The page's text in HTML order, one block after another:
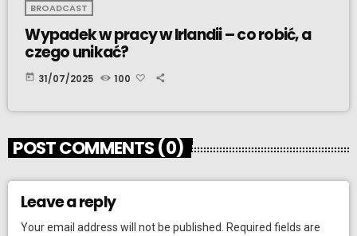
BROADCAST
Wypadek w pracy w Irlandii – co robić, a
czego unikać?
today 31/07/2025 100
POST COMMENTS (0)
Leave a reply
Your email address will not be published. Required fields are